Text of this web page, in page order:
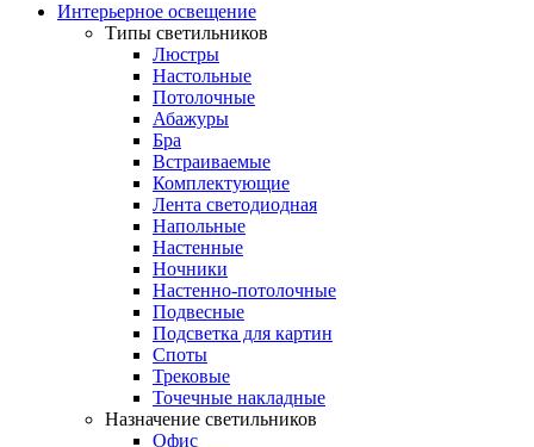
Интерьерное освещение
Типы светильников
Люстры
Настольные
Потолочные
Абажуры
Бра
Встраиваемые
Комплектующие
Лента светодиодная
Напольные
Настенные
Ночники
Настенно-потолочные
Подвесные
Подсветка для картин
Споты
Трековые
Точечные накладные
Назначение светильников
Офис